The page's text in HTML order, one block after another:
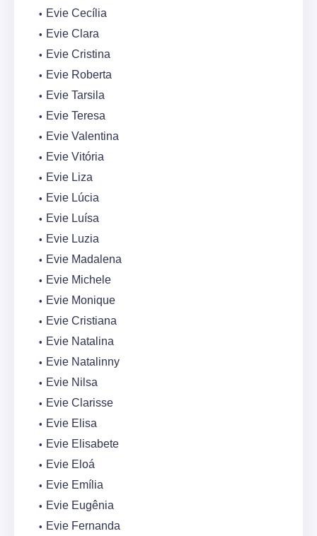
Evie Cecília
Evie Clara
Evie Cristina
Evie Roberta
Evie Tarsila
Evie Teresa
Evie Valentina
Evie Vitória
Evie Liza
Evie Lúcia
Evie Luísa
Evie Luzia
Evie Madalena
Evie Michele
Evie Monique
Evie Cristiana
Evie Natalina
Evie Natalinny
Evie Nilsa
Evie Clarisse
Evie Elisa
Evie Elisabete
Evie Eloá
Evie Emília
Evie Eugênia
Evie Fernanda